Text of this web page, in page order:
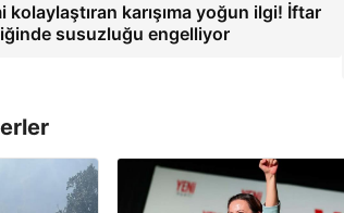
karışıma yoğun ilgi! İftar
susuzluğu engelliyor